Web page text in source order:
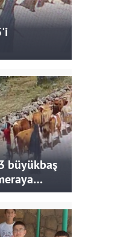
büyükbaş